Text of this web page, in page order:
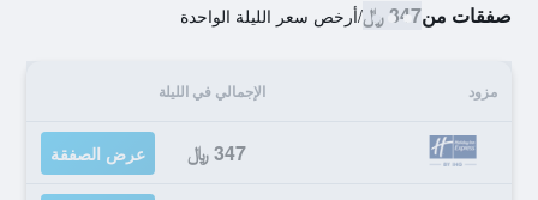
صفقات من347 ﷼ /أرخص سعر الليلة الواحدة
مزود الإجمالي في الليلة
347 ﷼ عرض الصفقة